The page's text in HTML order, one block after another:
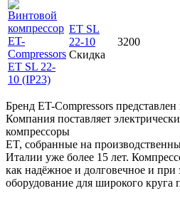
ET SL
22-10
Скидка
3200
Бренд ET-Compressors
Компания поставляет
компрессоры
ET, собранные на
Италии уже более 15 лет.
как надёжное и долговечное и при
оборудование для широкого круга